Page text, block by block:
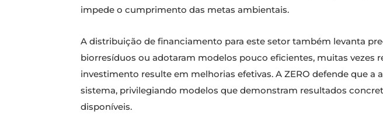
impede o cumprimento das metas ambientais.
A distribuição de financiamento para este setor também levanta
biorresíduos ou adotaram modelos pouco eficientes, muitas
investimento resulte em melhorias efetivas. A ZERO defende que
sistema, privilegiando modelos que demonstram resultados
disponíveis.